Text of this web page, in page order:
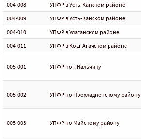
004-008
УПФР в Усть-Канском районе
004-009
УПФР в Усть-Канском районе
004-010
УПФР в Улаганском районе
004-011
УПФР в Кош-Агачском районе
005-001 УПФР по г.Нальчику
005-002 УПФР по Прохладненскому району
005-003 УПФР по Майскому району